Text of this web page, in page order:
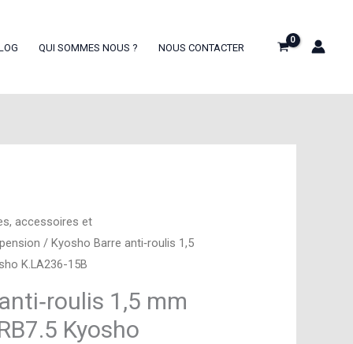
QUI SOMMES NOUS ? NOUS CONTACTER
accessoires et
/ Kyosho Barre anti‑roulis 1,5
K.LA236-15B
1,5 mm
Kyosho